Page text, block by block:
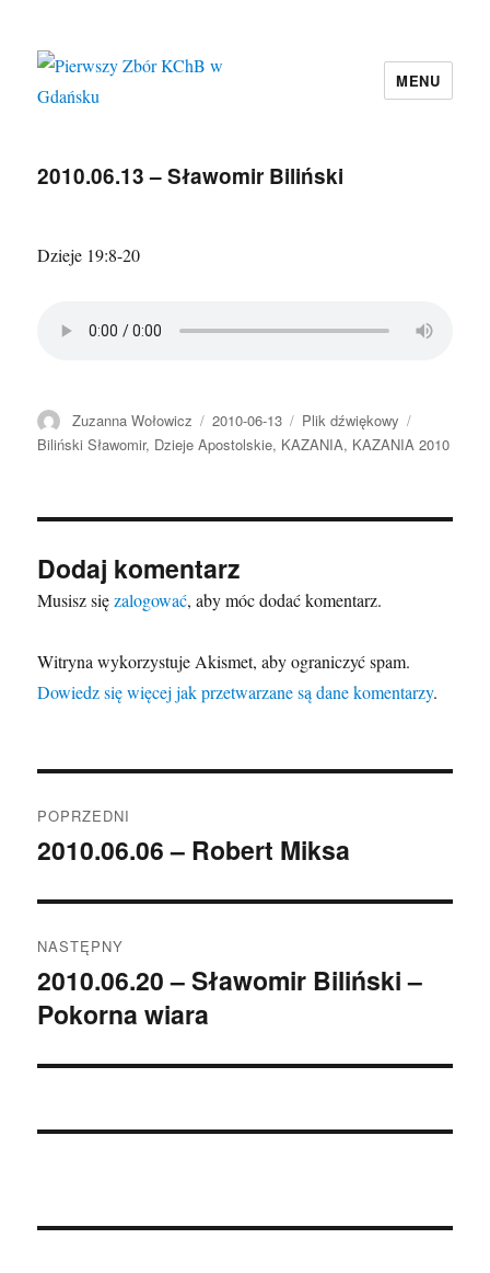
MENU
2010.06.13 – Sławomir Biliński
Dzieje 19:8-20
Autor
Zuzanna Wołowicz
Data
publikacji
2010-06-13 Format
Plik dźwiękowy
Biliński Sławomir, Dzieje Apostolskie, KAZANIA, KAZANIA 2010
Dodaj komentarz
Musisz sięzalogować, aby móc dodać komentarz.
Witryna wykorzystuje Akismet, aby ograniczyć spam.
Dowiedz się więcej jak przetwarzane są dane komentarzy.
wpisu
POPRZEDNI
Poprzedni
2010.06.06 – Robert Miksa
NASTĘPNY
Następny
wpis:
2010.06.20 – Sławomir Biliński –
Pokorna wiara